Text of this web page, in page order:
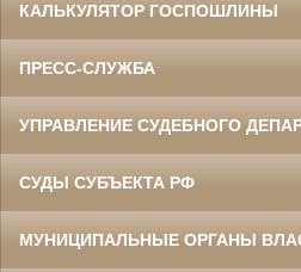
КАЛЬКУЛЯТОР ГОСПОШЛИНЫ
ПРЕСС-СЛУЖБА
УПРАВЛЕНИЕ СУДЕБНОГО
СУДЫ СУБЪЕКТА РФ
МУНИЦИПАЛЬНЫЕ ОРГАНЫ